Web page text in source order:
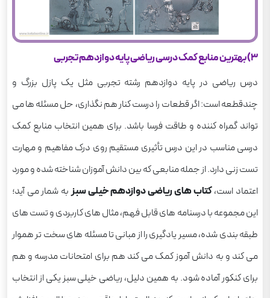
3) بهترین منابع کمک درسی ریاضی پایه دوازدهم تجربی
درس ریاضی در پایه دوازدهم رشته تجربی مثل یک پازل بزرگ و
چندقطعه است: اگر قطعات را درست کنار هم نگذاری، حل مسئله ها می
تواند گمراه کننده و طاقت فرسا باشد. برای همین انتخاب منابع کمک
درسی مناسب در این درس تأثیری مستقیم روی درک مفاهیم و مهارت
تست زنی دارد. از جمله منابعی که بین دانش آموزان شناخته شده و مورد
اعتماد است،کتاب های ریاضی دوازدهم خیلی سبزبه شمار می آید؛
این مجموعه با درسنامه های قابل فهم، مثال های کاربردی و تست های
طبقه بندی شده، مسیر یادگیری را از مبانی تا مسئله های سخت تر هموار
می کند و به دانش آموز کمک می کند هم برای امتحانات مدرسه و هم
برای کنکور آماده شود. به همین دلیل، ریاضی خیلی سبز یکی از انتخاب